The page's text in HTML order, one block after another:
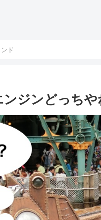
ド
ジンどっちや